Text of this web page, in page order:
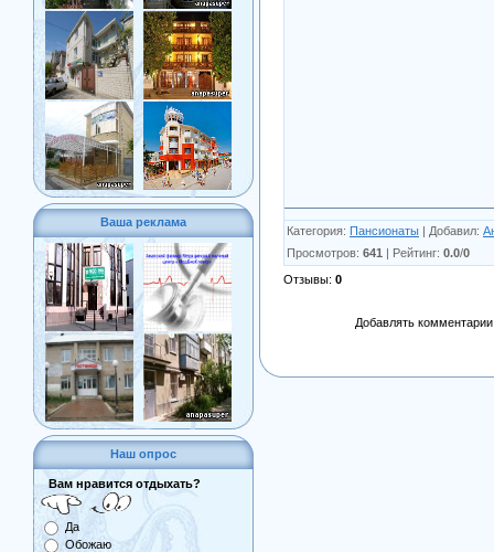
Ваша реклама
Наш опрос
Вам нравится отдыхать?
Да
Обожаю
Категория: Пансионаты | Добавил:
Просмотров: 641 | Рейтинг: 0.0/0
Отзывы: 0
Добавлять